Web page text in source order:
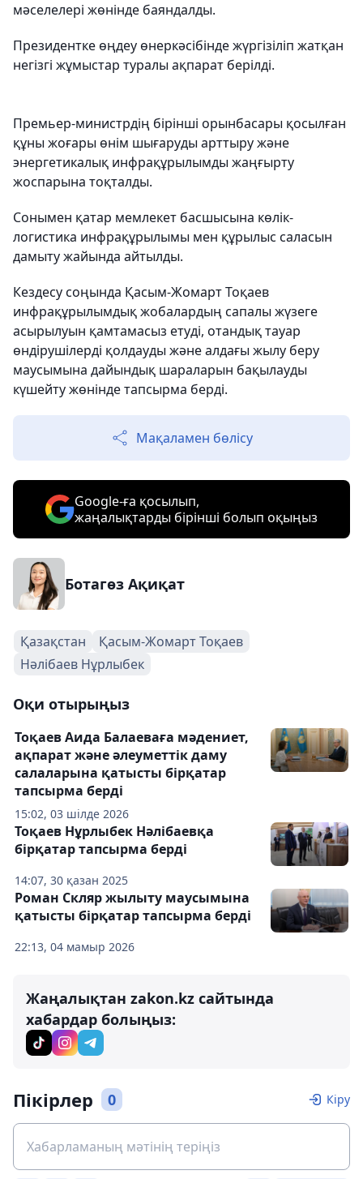
мәселелері жөнінде баяндалды.
Президентке өңдеу өнеркәсібінде жүргізіліп жатқан
негізгі жұмыстар туралы ақпарат берілді.
Премьер-министрдің бірінші орынбасары қосылған
құны жоғары өнім шығаруды арттыру және
энергетикалық инфрақұрылымды жаңғырту
жоспарына тоқталды.
Сонымен қатар мемлекет басшысына көлік-
логистика инфрақұрылымы мен құрылыс саласын
дамыту жайында айтылды.
Кездесу соңында Қасым-Жомарт Тоқаев
инфрақұрылымдық жобалардың сапалы жүзеге
асырылуын қамтамасыз етуді, отандық тауар
өндірушілерді қолдауды және алдағы жылу беру
маусымына дайындық шараларын бақылауды
күшейту жөнінде тапсырма берді.
Мақаламен бөлісу
Google-ға қосылып,
жаңалықтарды бірінші болып оқыңыз
Ботагөз Ақиқат
Қазақстан
Қасым-Жомарт Тоқаев
Нәлібаев Нұрлыбек
Оқи отырыңыз
15:02, 03 шілде 2026
Тоқаев Аида Балаеваға мәдениет,
ақпарат және әлеуметтік даму
салаларына қатысты бірқатар
тапсырма берді
14:07, 30 қазан 2025
Тоқаев Нұрлыбек Нәлібаевқа
бірқатар тапсырма берді
22:13, 04 мамыр 2026
Роман Скляр жылыту маусымына
қатысты бірқатар тапсырма берді
Жаңалықтан zakon.kz сайтында
хабардар болыңыз:
Пікірлер 0 Кіру